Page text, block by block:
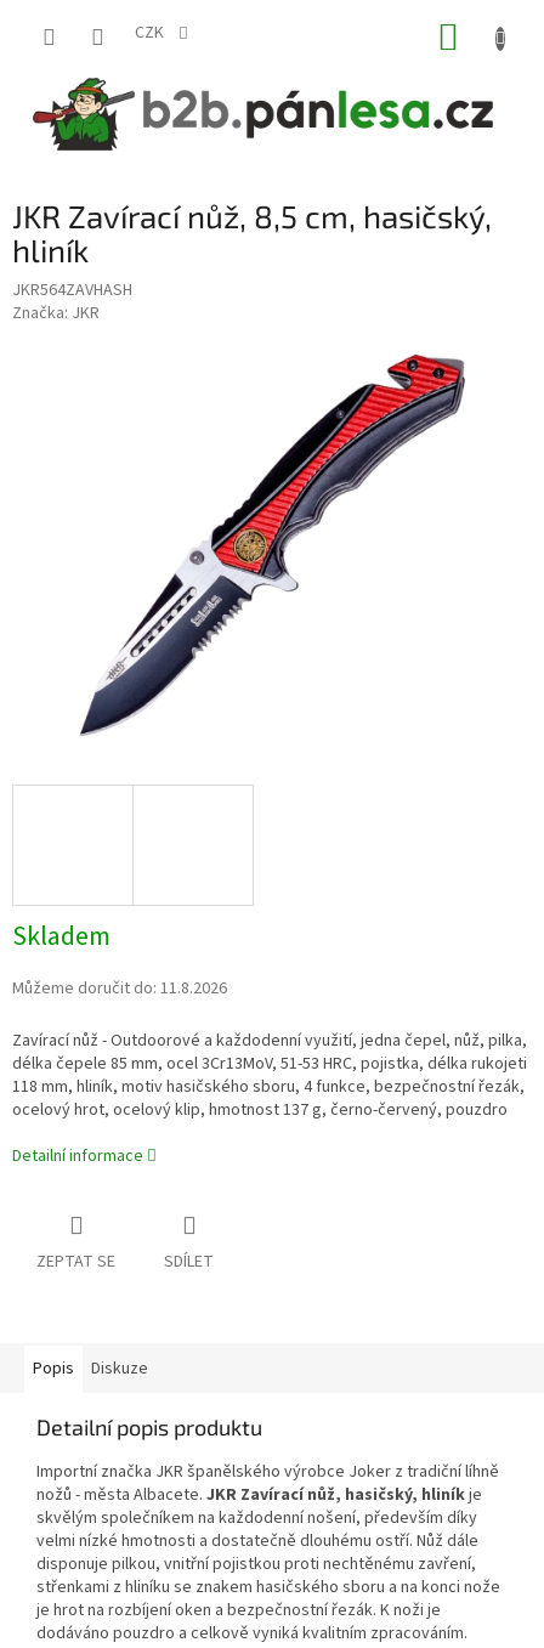
CZK
JKR Zavírací nůž, 8,5 cm, hasičský,
hliník
JKR564ZAVHASH
Značka: JKR
Skladem
Můžeme doručit do: 11.8.2026
Zavírací nůž - Outdoorové a každodenní využití, jedna čepel, nůž, pilka,
délka čepele 85 mm, ocel3Cr13MoV, 51-53 HRC, pojistka, délka rukojeti
118 mm, hliník, motiv hasičského sboru, 4 funkce, bezpečnostní řezák,
ocelový hrot, ocelový klip, hmotnost 137 g, černo-červený, pouzdro
Detailní informace
ZEPTAT SE SDÍLET
Popis Diskuze
Detailní popis produktu
Importní značka JKR španělského výrobce Joker z tradiční líhně
nožů - města Albacete. JKR Zavírací nůž, hasičský, hliníkje
skvělým společníkem na každodenní nošení, především díky
velmi nízké hmotnosti a dostatečně dlouhému ostří. Nůž dále
disponuje pilkou, vnitřní pojistkou proti nechtěnému zavření,
střenkami z hliníku se znakem hasičského sboru a na konci nože
je hrot na rozbíjení oken a bezpečnostní řezák. K noži je
dodáváno pouzdro a celkově vyniká kvalitním zpracováním.